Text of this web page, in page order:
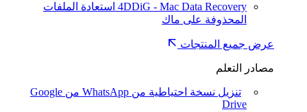
4DDiG - Mac Data Recovery استعادة الملفات
المحذوفة على ماك
عرض جميع المنتجات
مصادر التعلم
تنزيل نسخة احتياطية من WhatsApp من Google
Drive